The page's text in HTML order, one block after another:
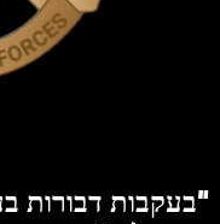
"בעקבות דבורות